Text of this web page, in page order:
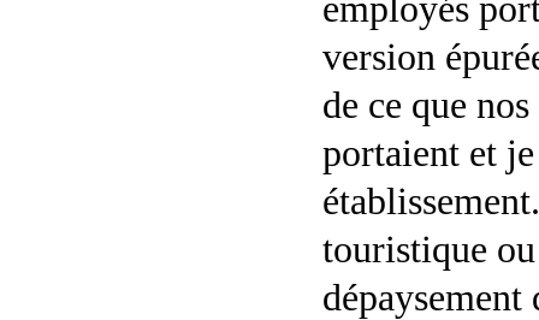
employés
version
de ce que
portaient et
touristique